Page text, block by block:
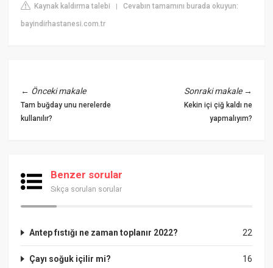
Kaynak kaldırma talebi |Cevabın tamamını burada okuyun:
bayindirhastanesi.com.tr
← Önceki makale
Tam buğday unu nerelerde
kullanılır?
Sonraki makale→
Kekin içi çiğ kaldı ne
yapmalıyım?
Benzer sorular
Sıkça sorulan sorular
22
Antep fıstığı ne zaman toplanır 2022?
16
Çayı soğuk içilir mi?